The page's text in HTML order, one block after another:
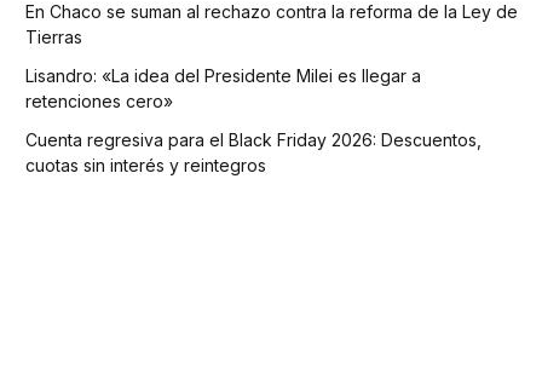
En Chaco se suman al rechazo contra la reforma de la Ley de
Tierras
Lisandro: «La idea del Presidente Milei es llegar a
retenciones cero»
Cuenta regresiva para el Black Friday 2026: Descuentos,
cuotas sin interés y reintegros